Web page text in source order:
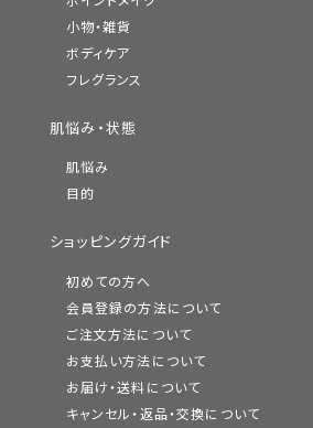
小物・雑貨
ボディケア
フレグランス
肌悩み・状態
肌悩み
目的
ショッピングガイド
初めての方へ
会員登録の方法について
ご注文方法について
お支払い方法について
お届け・送料について
キャンセル・返品・交換について